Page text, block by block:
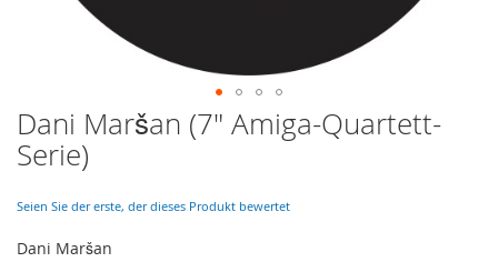
Skip
to
the
of
images
Dani Maršan (7" Amiga-Quartett-
Serie)
Seien Sie der erste, der dieses Produkt bewertet
Dani Maršan